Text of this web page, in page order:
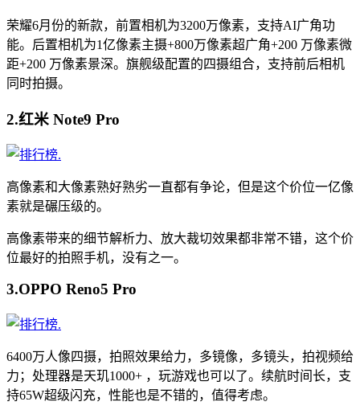
荣耀6月份的新款，前置相机为3200万像素，支持AI广角功
能。后置相机为1亿像素主摄+800万像素超广角+200 万像素微
距+200 万像素景深。旗舰级配置的四摄组合，支持前后相机
同时拍摄。
2.红米 Note9 Pro
.
高像素和大像素熟好熟劣一直都有争论，但是这个价位一亿像
素就是碾压级的。
高像素带来的细节解析力、放大裁切效果都非常不错，这个价
位最好的拍照手机，没有之一。
3.OPPO Reno5 Pro
.
6400万人像四摄，拍照效果给力，多镜像，多镜头，拍视频给
力；处理器是天玑1000+ ，玩游戏也可以了。续航时间长，支
持65W超级闪充，性能也是不错的，值得考虑。